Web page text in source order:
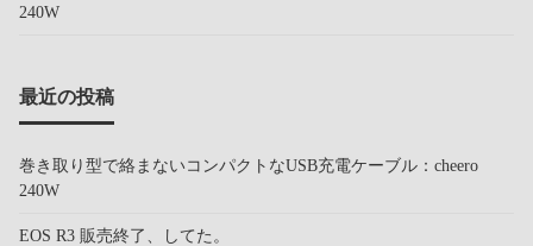
240W
最近の投稿
巻き取り型で絡まないコンパクトなUSB充電ケーブル：cheero
240W
EOS R3 販売終了、してた。